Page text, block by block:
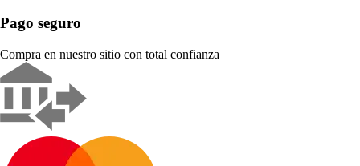
Pago seguro
Compra en nuestro sitio con total confianza